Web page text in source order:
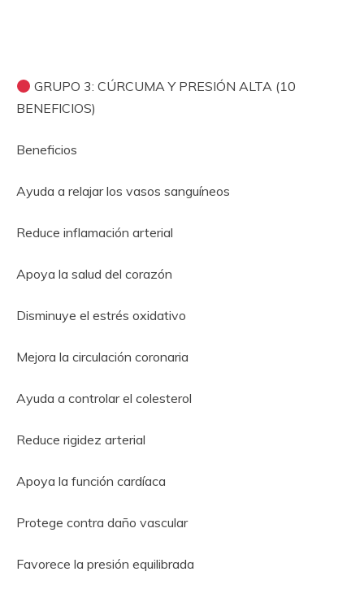
GRUPO 3: CÚRCUMA Y PRESIÓN ALTA (10
BENEFICIOS)
Beneficios
Ayuda a relajar los vasos sanguíneos
Reduce inflamación arterial
Apoya la salud del corazón
Disminuye el estrés oxidativo
Mejora la circulación coronaria
Ayuda a controlar el colesterol
Reduce rigidez arterial
Apoya la función cardíaca
Protege contra daño vascular
Favorece la presión equilibrada